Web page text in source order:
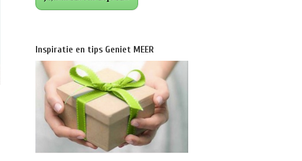
Inspiratie en tips Geniet MEER